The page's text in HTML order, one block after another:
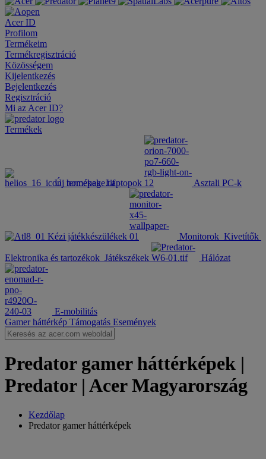
Acer ID
Profilom
Termékeim
Termékregisztráció
Közösségem
Kijelentkezés
Bejelentkezés
Regisztráció
Mi az Acer ID?
Termékek
Új termékek Laptopok Asztali PC-k
Kézi játékkészülékek Monitorok Kivetítők
Elektronika és tartozékok Játékszékek Hálózat
E-mobilitás
Gamer háttérkép Támogatás Események
Predator gamer háttérképek |
Predator | Acer Magyarország
Kezdőlap
Predator gamer háttérképek